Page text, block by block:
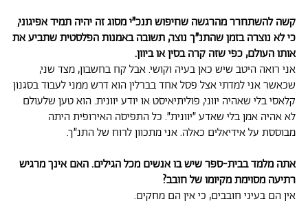
קשה להשתחרר מהרגשה שחיפוש תנכ״י מסוג זה יהיה תמיד אפיגוני,
כי לא נוצרה בזמן שהתנ״ך נוצר, תשובה באמנות הפלסטית שתביע את
אותו העולם, כפי שזה קרה בסין או ביוון.
אני רואה היטב שיש כאן בעיה וקושי. אבל קח בחשבון, מצד שני,
שכאשר אני למדתי אצל פסל אחד בברלין הוא דרש ממני לעבוד בסגנון
קלאסי בלי שאהיה יווני, פוליתיאיסט או יודע יוונית. הוא טען שלעולם
לא אהיה אמן בלי שאדע ״יוונית״. כל התפיסה האירופית היתה
מבוססת על אידיאלים כאלה. אני מתכוון לרוח של התנ״ך.
אתה מלמד בבית-ספר שיש בו אנשים מכל הגילים. האם אינך מרגיש
רתיעה מסוימת מקיומו של חובב?
אין הם בעיני חובבים, כי אין הם מחקים.